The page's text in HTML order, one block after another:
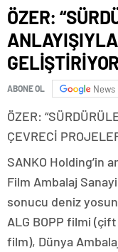
ÖZER:
ABONE OL News
ÖZER:
ÇEVRECİ
SANKO Holding’in
Film Ambalaj
sonucu deniz
ALG BOPP filmi
film), Dünya